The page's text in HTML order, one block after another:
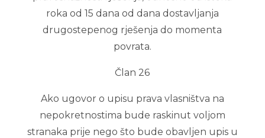
roka od 15 dana od dana dostavljanja
drugostepenog rješenja do momenta
povrata.
Član 26
Ako ugovor o upisu prava vlasništva na
nepokretnostima bude raskinut voljom
stranaka prije nego što bude obavljen upis u